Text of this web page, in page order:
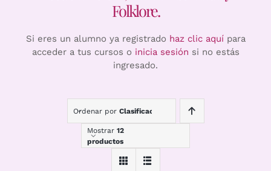
Folklore.
Si eres un alumno ya registrado haz clic aquípara
acceder a tus cursos o inicia sesión si no estás
ingresado.
Ordenar por Clasificación
Mostrar 12
productos